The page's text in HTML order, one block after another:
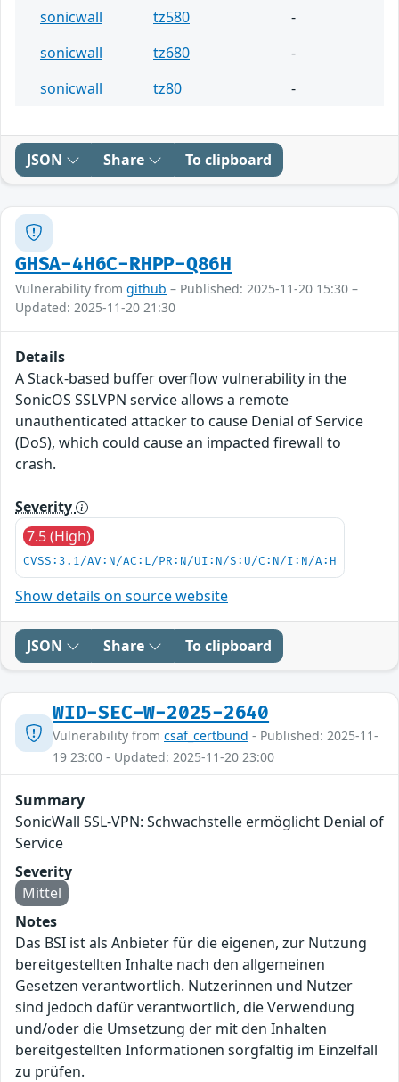
sonicwall
tz580
-
sonicwall
tz680
-
sonicwall
tz80 -
JSON Share To clipboard
GHSA-4H6C-RHPP-Q86H
Vulnerability from github – Published: 2025-11-20 15:30 –
Updated: 2025-11-20 21:30
Details
A Stack-based buffer overflow vulnerability in the
SonicOS SSLVPN service allows a remote
unauthenticated attacker to cause Denial of Service
(DoS), which could cause an impacted firewall to
crash.
Severity
7.5 (High)
CVSS:3.1/AV:N/AC:L/PR:N/UI:N/S:U/C:N/I:N/A:H
Show details on source website
JSON Share To clipboard
WID-SEC-W-2025-2640
Vulnerability from csaf_certbund - Published: 2025-11-
19 23:00 - Updated: 2025-11-20 23:00
Summary
SonicWall SSL-VPN: Schwachstelle ermöglicht Denial of
Service
Severity
Mittel
Notes
Das BSI ist als Anbieter für die eigenen, zur Nutzung
bereitgestellten Inhalte nach den allgemeinen
Gesetzen verantwortlich. Nutzerinnen und Nutzer
sind jedoch dafür verantwortlich, die Verwendung
und/oder die Umsetzung der mit den Inhalten
bereitgestellten Informationen sorgfältig im Einzelfall
zu prüfen.